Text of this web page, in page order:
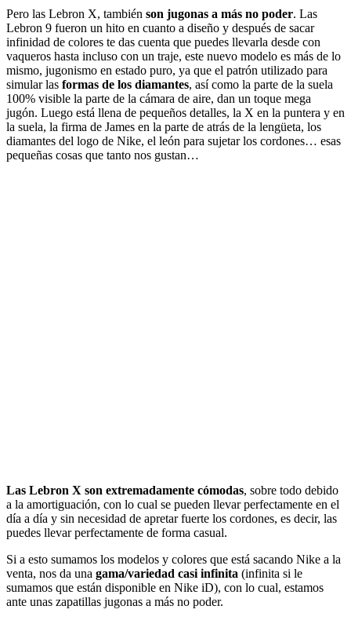
Pero las Lebron X, también son jugonas a más no poder. Las
Lebron 9 fueron un hito en cuanto a diseño y después de sacar
infinidad de colores te das cuenta que puedes llevarla desde con
vaqueros hasta incluso con un traje, este nuevo modelo es más de lo
mismo, jugonismo en estado puro, ya que el patrón utilizado para
simular las formas de los diamantes, así como la parte de la suela
100% visible la parte de la cámara de aire, dan un toque mega
jugón. Luego está llena de pequeños detalles, la X en la puntera y en
la suela, la firma de James en la parte de atrás de la lengüeta, los
diamantes del logo de Nike, el león para sujetar los cordones… esas
pequeñas cosas que tanto nos gustan…
Las Lebron X son extremadamente cómodas, sobre todo debido
a la amortiguación, con lo cual se pueden llevar perfectamente en el
día a día y sin necesidad de apretar fuerte los cordones, es decir, las
puedes llevar perfectamente de forma casual.
Si a esto sumamos los modelos y colores que está sacando Nike a la
venta, nos da una gama/variedad casi infinita (infinita si le
sumamos que están disponible en Nike iD), con lo cual, estamos
ante unas zapatillas jugonas a más no poder.